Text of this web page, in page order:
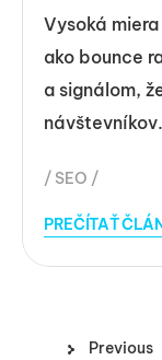
Vysoká
ako bounce
a signálom,
SEO
PREČÍTAŤ
Pagination
Previous